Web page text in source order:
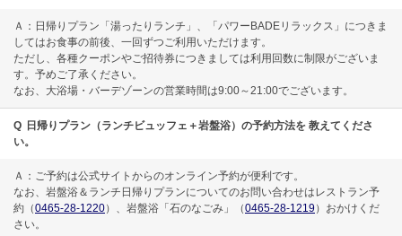
Ａ：日帰りプラン「湯ったりランチ」、「パワーBADEリラックス」につきま
してはお食事の前後、一回ずつご利用いただけます。
ただし、各種クーポンやご招待券につきましては利用回数に制限がございま
す。予めご了承ください。
なお、大浴場・バーデゾーンの営業時間は9:00～21:00でございます。
Q 日帰りプラン（ランチビュッフェ＋岩盤浴）の予約方法を 教えてくださ
い。
Ａ：ご予約は公式サイトからのオンライン予約が便利です。
なお、岩盤浴＆ランチ日帰りプランについてのお問い合わせはレストラン予
約（0465-28-1220）、岩盤浴「石のなごみ」（0465-28-1219）おかけくだ
さい。